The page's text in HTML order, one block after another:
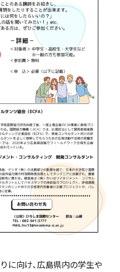
に向け、広島県内の学生や